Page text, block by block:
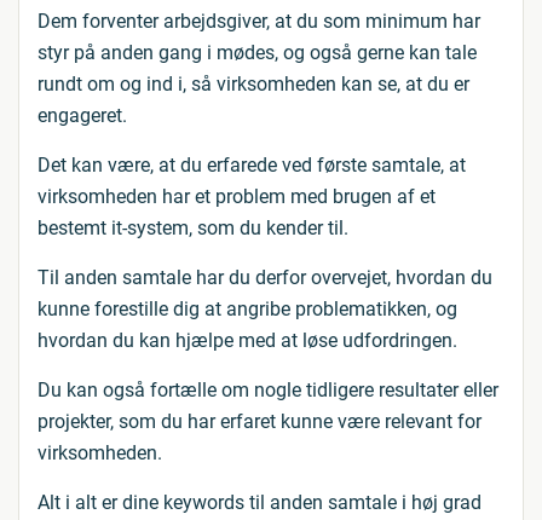
Dem forventer arbejdsgiver, at du som minimum har
styr på anden gang i mødes, og også gerne kan tale
rundt om og ind i, så virksomheden kan se, at du er
engageret.
Det kan være, at du erfarede ved første samtale, at
virksomheden har et problem med brugen af et
bestemt it-system, som du kender til.
Til anden samtale har du derfor overvejet, hvordan du
kunne forestille dig at angribe problematikken, og
hvordan du kan hjælpe med at løse udfordringen.
Du kan også fortælle om nogle tidligere resultater eller
projekter, som du har erfaret kunne være relevant for
virksomheden.
Alt i alt er dine keywords til anden samtale i høj grad